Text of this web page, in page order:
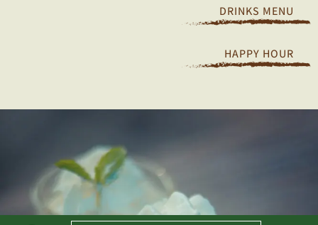
DRINKS MENU
HAPPY HOUR